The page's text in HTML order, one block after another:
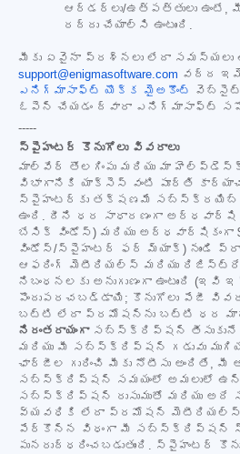
ఆర్డర్‌లు/ఉత్పత్తులు
రద్దు చేయాల్సి ఉంటుంది.
మీకు ఏవైనా ప్రశ్నలు లేదా సమస్యలు
support@enigmasoftware.com వద్ద
ఎనిగ్మాసాఫ్ట్ యొక్క మైఅకౌంట్
ఓపెన్ చేయడం ద్వారా ఎనిగ్మాసాఫ్ట్
-----
స్పైహంటర్ కొనుగోలు వివరాలు
మాల్‌వేర్ తొలగింపు మరియు మా
విభాగానికి యాక్సెస్ వంటి పూర్తి
స్పైహంటర్‌కు తక్షణమే సబ్‌స్క్రయిబ్
ఉంది. దీని ధర సాధారణంగా
బేసిక్ విండోస్) మరియు అర్ధవార్షికంగా
విండోస్/స్పైహంటర్ ఫర్ మ్యాక్) నుండి
ఆఫరింగ్ మెటీరియల్స్ మరియు
నిబంధనలకు అనుగుణంగా ఉంటుంది
పొందుపరచబడ్డాయి; కొనుగోలు పేజీ
బట్టి లేదా ప్రమోషన్‌ను బట్టి ధర
నిరంతరాయంగాసబ్‌స్క్రిప్షన్
మరియు మీ సబ్‌స్క్రిప్షన్ గడువు
ఛార్జీల గురించి మీకు నోటీసు అందితే, మీ
సబ్‌స్క్రిప్షన్ సమయంలో అమలులో
సబ్‌స్క్రిప్షన్ రుసుముతో మరియు
వ్యవధికి లేదా ప్రమోషన్ మెటీరియల్స్/
పేర్కొన్న విధంగా మీ సబ్‌స్క్రిప్షన్
పునరుద్ధరించబడుతుంది. స్పైహంటర్